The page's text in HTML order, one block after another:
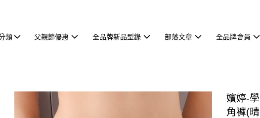
類 父親節優惠 全品牌新品型錄 部落文章 全品牌會員
嬪婷-
角褲(